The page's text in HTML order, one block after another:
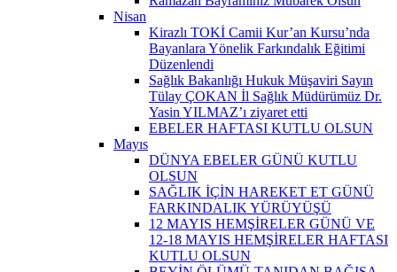
Nisan
Kirazlı TOKİ Camii Kur’an Kursu’nda
Bayanlara Yönelik Farkındalık Eğitimi
Düzenlendi
Sağlık Bakanlığı Hukuk Müşaviri Sayın
Tülay ÇOKAN İl Sağlık Müdürümüz Dr.
Yasin YILMAZ’ı ziyaret etti
EBELER HAFTASI KUTLU OLSUN
Mayıs
DÜNYA EBELER GÜNÜ KUTLU
OLSUN
SAĞLIK İÇİN HAREKET ET GÜNÜ
FARKINDALIK YÜRÜYÜŞÜ
12 MAYIS HEMŞİRELER GÜNÜ VE
12-18 MAYIS HEMŞİRELER HAFTASI
KUTLU OLSUN